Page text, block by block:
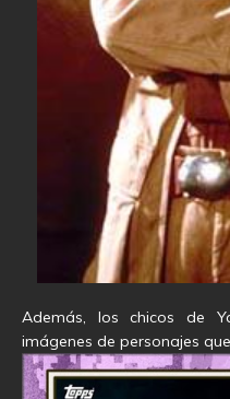
Además, los chicos de
imágenes de personajes